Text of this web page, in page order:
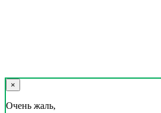
×
Очень жаль,